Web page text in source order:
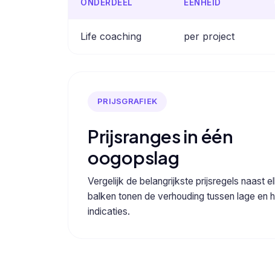
ONDERDEEL EENHEID
Life coaching per project
PRIJSGRAFIEK
Prijsranges in één
oogopslag
Vergelijk de belangrijkste prijsregels naast
balken tonen de verhouding tussen lage en
indicaties.